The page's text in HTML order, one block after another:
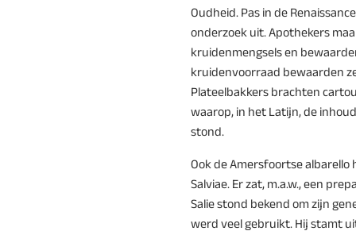
Oudheid. Pas in de
onderzoek uit. Apothekers
kruidenmengsels en
kruidenvoorraad bewaarden
Plateelbakkers brachten
waarop, in het Latijn, de
stond.
Ook de Amersfoortse albarello
Salviae. Er zat, m.a.w., een
Salie stond bekend om zijn
werd veel gebruikt. Hij stamt